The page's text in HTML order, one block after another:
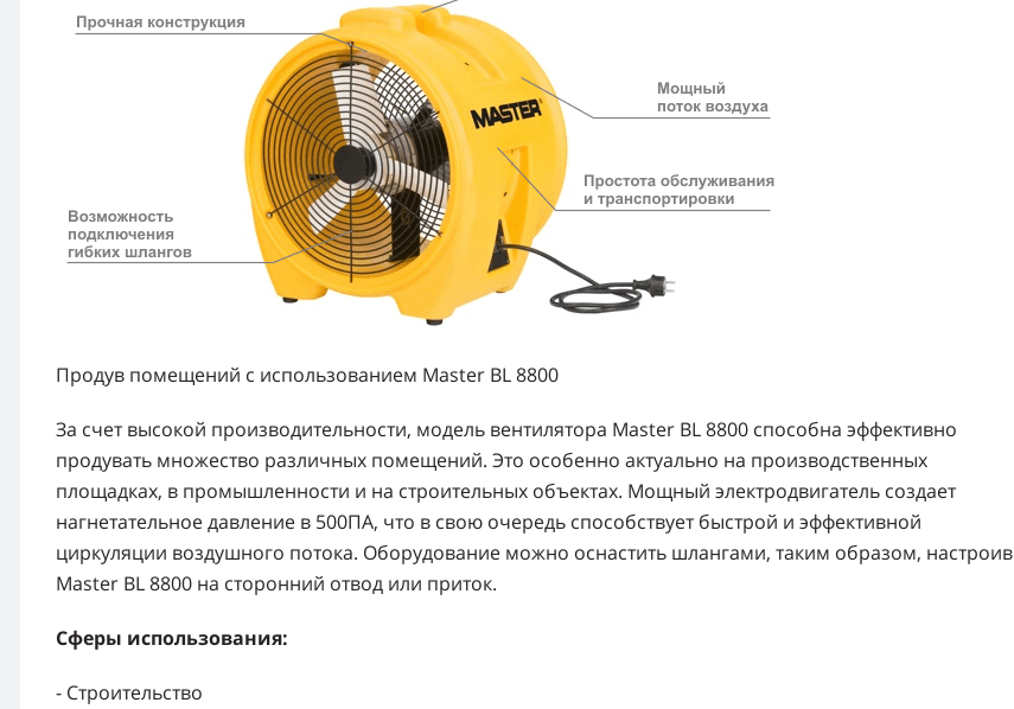
Продув помещений с использованием Master BL 8800
За счет высокой производительности, модель вентилятора Master BL 8800 способна эффективно
продувать множество различных помещений. Это особенно актуально на производственных
площадках, в промышленности и на строительных объектах. Мощный электродвигатель создает
нагнетательное давление в 500ПА, что в свою очередь способствует быстрой и эффективной
циркуляции воздушного потока. Оборудование можно оснастить шлангами, таким образом, настроив
Master BL 8800 на сторонний отвод или приток.
Сферы использования:
- Строительство